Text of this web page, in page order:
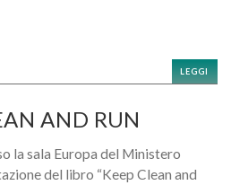
LEGGI
AND RUN
la sala Europa del Ministero
del libro “Keep Clean and